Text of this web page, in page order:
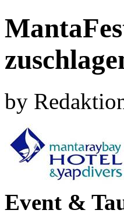
by
Event &